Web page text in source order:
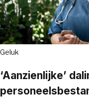
Geluk
‘Aanzienlijke’